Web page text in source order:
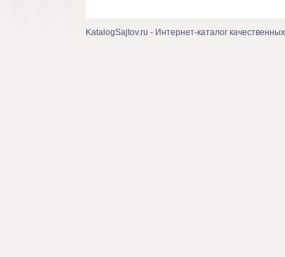
KatalogSajtov.ru - Интернет-каталог